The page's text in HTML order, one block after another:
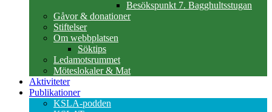
Besökspunkt 7. Bagghultsstugan
Gåvor & donationer
Stiftelser
Om webbplatsen
Söktips
Ledamotsrummet
Möteslokaler & Mat
Aktiviteter
Publikationer
KSLA-podden